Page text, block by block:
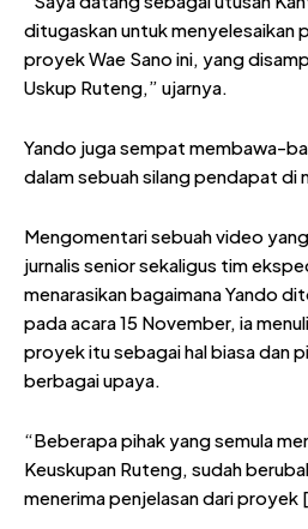
ditugaskan untuk menyelesaikan
proyek Wae Sano ini, yang
Uskup Ruteng,” ujarnya.
Yando juga sempat membawa-
dalam sebuah silang pendapat di
Mengomentari sebuah video
jurnalis senior sekaligus tim
menarasikan bagaimana Yando
pada acara 15 November, ia
proyek itu sebagai hal biasa dan
berbagai upaya.
“Beberapa pihak yang semula
Keuskupan Ruteng, sudah
menerima penjelasan dari proyek